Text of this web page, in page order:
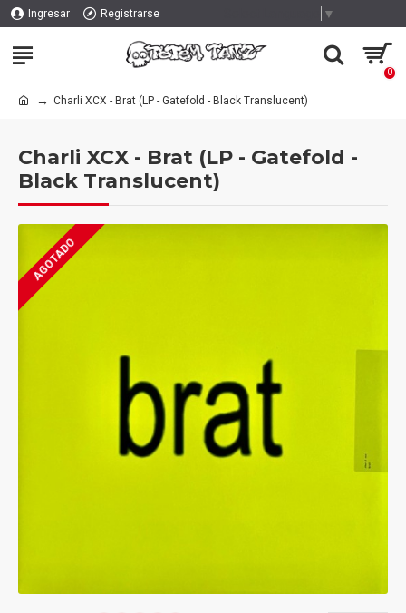
Ingresar Registrarse ▼
0
Charli XCX - Brat (LP - Gatefold - Black Translucent)
Charli XCX - Brat (LP - Gatefold -
Black Translucent)
AGOTADO